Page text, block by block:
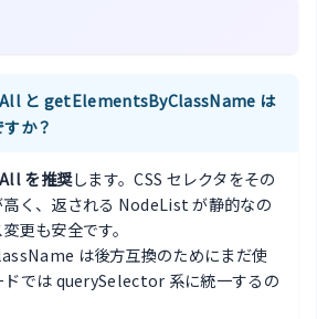
と getElementsByClassName は
か？
を推奨します。CSS セレクタをその
高く、返される NodeList が静的なの
更も安全です。
は後方互換のためにまだ使
ドでは querySelector 系に統一するの